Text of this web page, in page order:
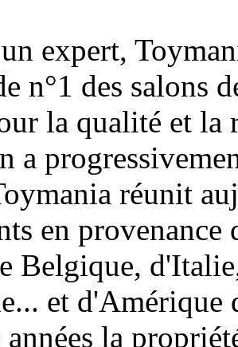
expert,
n°1 des salons
la qualité et la
a
réunit
en
Belgique,
et
la